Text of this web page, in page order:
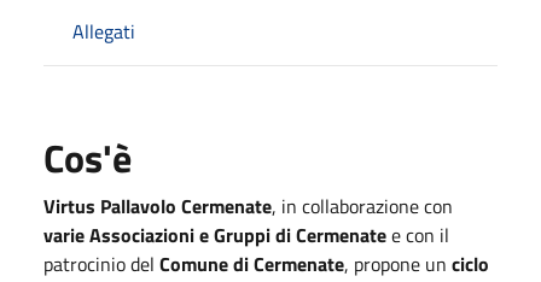
Allegati
Cos'è
Virtus Pallavolo Cermenate, in collaborazione con
varie Associazioni e Gruppi di Cermenatee con il
patrocinio del Comune di Cermenate, propone un ciclo